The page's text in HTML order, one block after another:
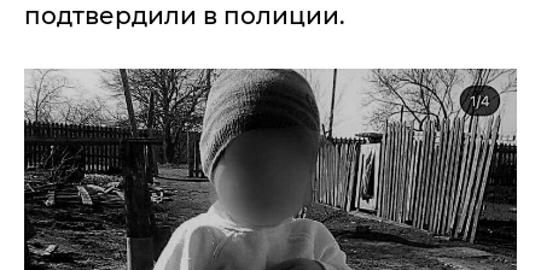
подтвердили в полиции.